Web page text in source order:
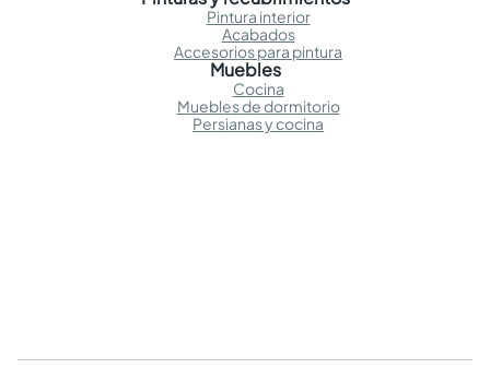
Pintura interior
Acabados
Accesorios para pintura
Muebles
Cocina
Muebles de dormitorio
Persianas y cocina